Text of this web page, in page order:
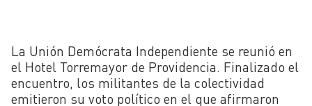
La Unión Demócrata Independiente se reunió en
el Hotel Torremayor de Providencia. Finalizado el
encuentro, los militantes de la colectividad
emitieron su voto político en el que afirmaron